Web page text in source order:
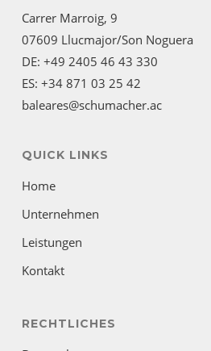
Carrer Marroig, 9
07609 Llucmajor/Son Noguera
DE: +49 2405 46 43 330
ES: +34 871 03 25 42
baleares@schumacher.ac
QUICK LINKS
Home
Unternehmen
Leistungen
Kontakt
RECHTLICHES